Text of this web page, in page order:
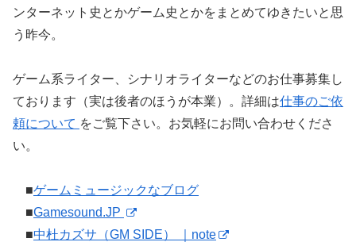
ンターネット史とかゲーム史とかをまとめてゆきたいと思
う昨今。
ゲーム系ライター、シナリオライターなどのお仕事募集し
ております（実は後者のほうが本業）。詳細は仕事のご依
頼について をご覧下さい。お気軽にお問い合わせくださ
い。
■ゲームミュージックなブログ
■Gamesound.JP
■中杜カズサ（GM SIDE） ｜note